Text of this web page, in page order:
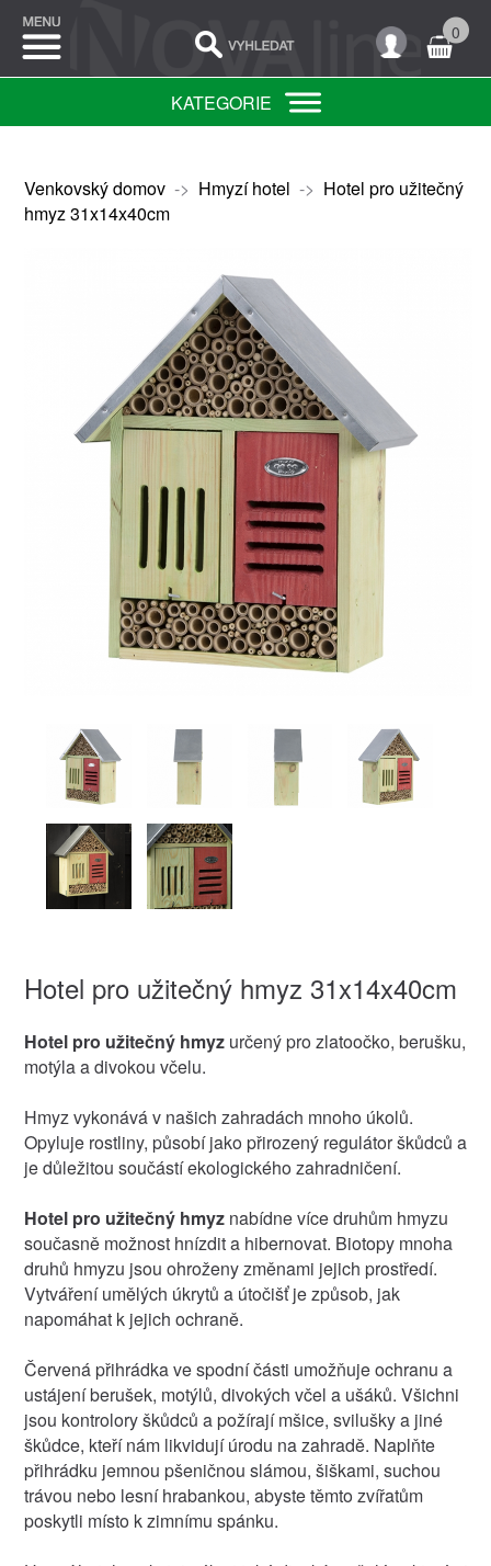
0
KATEGORIE
Venkovský domov-> Hmyzí hotel -> Hotel pro užitečný
hmyz 31x14x40cm
Hotel pro užitečný hmyz 31x14x40cm
Hotel pro užitečný hmyzurčený pro zlatoočko, berušku,
motýla a divokou včelu.
Hmyz vykonává v našich zahradách mnoho úkolů.
Opyluje rostliny, působí jako přirozený regulátor škůdců a
je důležitou součástí ekologického zahradničení.
Hotel pro užitečný hmyznabídne více druhům hmyzu
současně možnost hnízdit a hibernovat. Biotopy mnoha
druhů hmyzu jsou ohroženy změnami jejich prostředí.
Vytváření umělých úkrytů a útočišť je způsob, jak
napomáhat k jejich ochraně.
Červená přihrádka ve spodní části umožňuje ochranu a
ustájení berušek, motýlů, divokých včel a ušáků. Všichni
jsou kontrolory škůdců a požírají mšice, svilušky a jiné
škůdce, kteří nám likvidují úrodu na zahradě. Naplňte
přihrádku jemnou pšeničnou slámou, šiškami, suchou
trávou nebo lesní hrabankou, abyste těmto zvířatům
poskytli místo k zimnímu spánku.